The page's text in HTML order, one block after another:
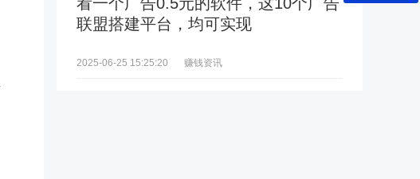
联盟搭建平台，均可实现
2025-06-25 15:25:20 赚钱资讯